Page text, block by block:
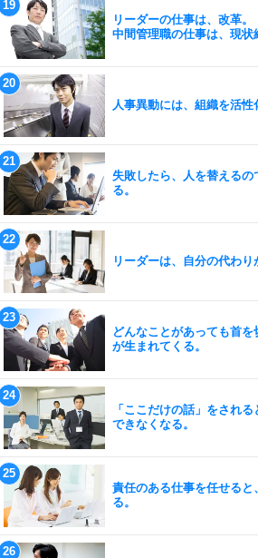
リーダーの仕事は、改革。
中間管理職の仕事は、現状
人事異動には、組織を活性
失敗したら、人を替えるの
る。
リーダーは、自分の代わり
どんなことがあっても首を
が生まれてくる。
「ここだけの話」をされ
できなくなる。
責任のある仕事を任せる
る。